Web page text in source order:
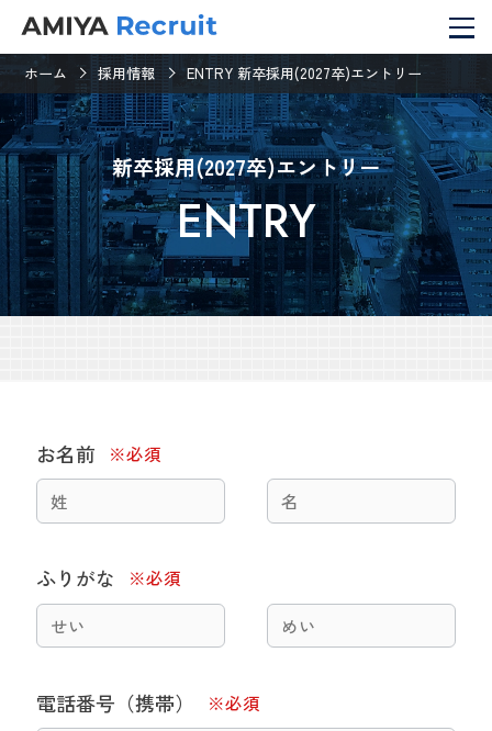
ホーム 採用情報 ENTRY 新卒採用(2027卒)エントリー
新卒採用(2027卒)エントリー
ENTRY
お名前
ふりがな
電話番号（携帯）